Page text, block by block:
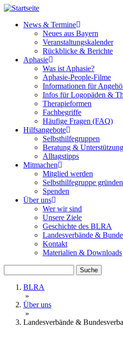
Direkt
Inhalt
navigation
News & Termine
Neues aus Bayern
Veranstaltungskalender
Rückblicke & Berichte
Aphasie
Was ist Aphasie?
Aphasie-People-Filme
Informationen für
Infos für Logopäden &
Therapieformen
Fachbegriffe
Häufige Fragen (FAQ)
Hilfsangebote
Selbsthilfegruppen
Beratung & Unterstützung
Alltagstipps
Mitmachen
Mitglied werden
Selbsthilfegruppe gründen
Spenden
Über uns
Wer wir sind
Unsere Ziele
Geschichte des BLRA
Landesverbände &
Kontakt
Materialien & Downloads
BLRA
»
Über uns
»
Landesverbände &